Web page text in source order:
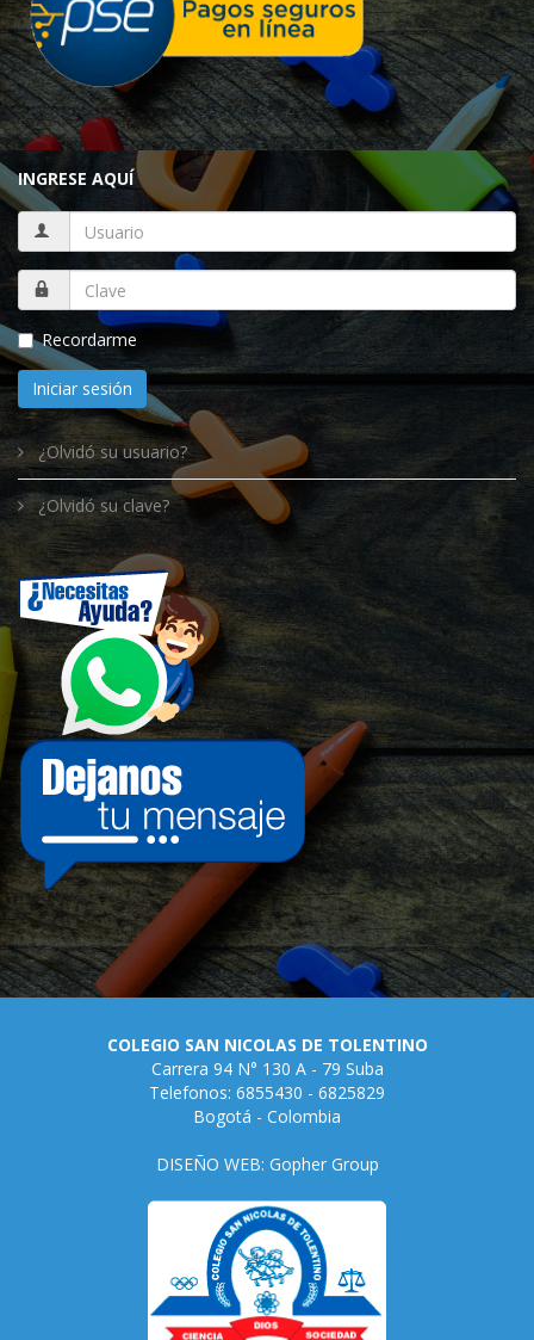
INGRESE AQUÍ
Recordarme
Iniciar sesión
¿Olvidó su usuario?
¿Olvidó su clave?
COLEGIO SAN NICOLAS DE TOLENTINO
Carrera 94 N° 130 A - 79 Suba
Telefonos: 6855430 - 6825829
Bogotá - Colombia
DISEÑO WEB: Gopher Group